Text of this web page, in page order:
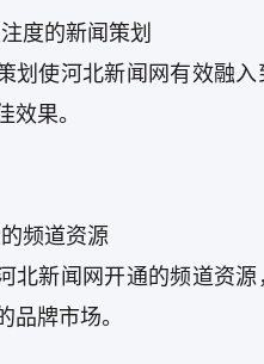
度的新闻策划
划使河北新闻网有效融
效果。
的频道资源
北新闻网开通的频道资
品牌市场。